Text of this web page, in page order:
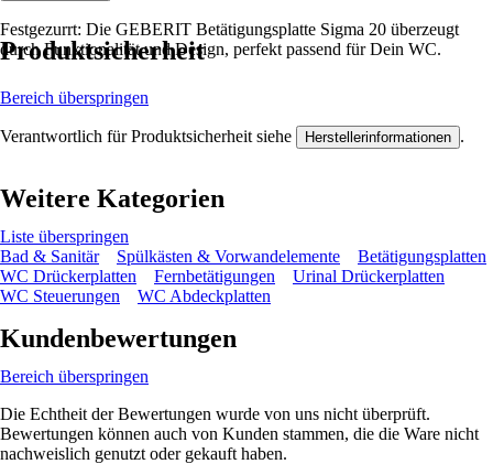
Festgezurrt: Die GEBERIT Betätigungsplatte Sigma 20 überzeugt
durch Funktionalität und Design, perfekt passend für Dein WC.
Produktsicherheit
Bereich überspringen
Verantwortlich für Produktsicherheit siehe Herstellerinformationen .
Weitere Kategorien
Liste überspringen
Bad & Sanitär
Spülkästen & Vorwandelemente
Betätigungsplatten
WC Drückerplatten
Fernbetätigungen
Urinal Drückerplatten
WC Steuerungen
WC Abdeckplatten
Kundenbewertungen
Bereich überspringen
Die Echtheit der Bewertungen wurde von uns nicht überprüft.
Bewertungen können auch von Kunden stammen, die die Ware nicht
nachweislich genutzt oder gekauft haben.